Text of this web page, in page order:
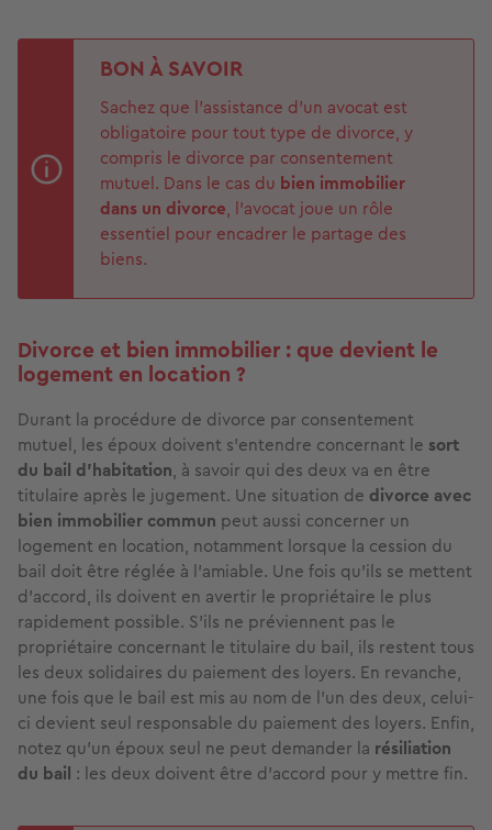
BON À SAVOIR
Sachez que l’assistance d’un avocat est
obligatoire pour tout type de divorce, y
compris le divorce par consentement
mutuel. Dans le cas du bien immobilier
dans un divorce, l’avocat joue un rôle
essentiel pour encadrer le partage des
biens.
Divorce et bien immobilier : que devient le
logement en location ?
Durant la procédure de divorce par consentement
mutuel, les époux doivent s’entendre concernant le sort
du bail d'habitation, à savoir qui des deux va en être
titulaire après le jugement. Une situation de divorce avec
bien immobilier commun peut aussi concerner un
logement en location, notamment lorsque la cession du
bail doit être réglée à l’amiable. Une fois qu’ils se mettent
d’accord, ils doivent en avertir le propriétaire le plus
rapidement possible. S’ils ne préviennent pas le
propriétaire concernant le titulaire du bail, ils restent tous
les deux solidaires du paiement des loyers. En revanche,
une fois que le bail est mis au nom de l’un des deux, celui-
ci devient seul responsable du paiement des loyers. Enfin,
notez qu'un époux seul ne peut demander la résiliation
du bail : les deux doivent être d’accord pour y mettre fin.